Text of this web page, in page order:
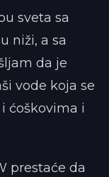
sveta sa
niži, a sa
da je
vode koja se
ćoškovima i
prestaće da